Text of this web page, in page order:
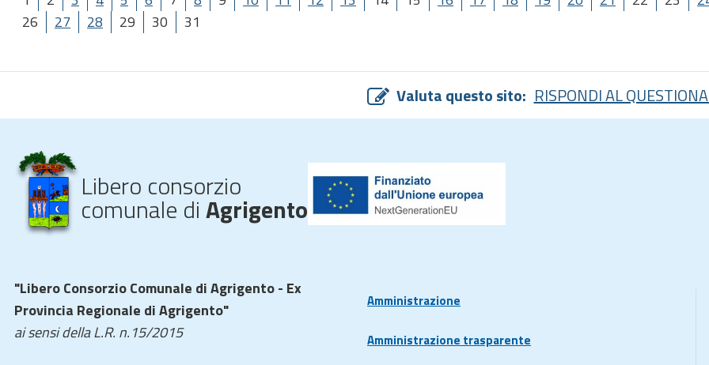
26
27 28 29 30 31
Valuta questo sito: RISPONDI AL
Libero consorzio
comunale diAgrigento
"Libero Consorzio Comunale di Agrigento - Ex
Provincia Regionale di Agrigento"
ai sensi della L.R. n.15/2015
Amministrazione
Amministrazione trasparente